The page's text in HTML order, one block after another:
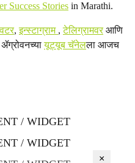
Success Stories in Marathi.
,इन्स्टाग्राम ,टेलिग्रामवरआणि
यूट्यूब चॅनेलला आजच
/ WIDGET
/ WIDGET
×